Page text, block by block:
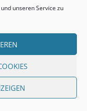
unseren Service zu
reserved /